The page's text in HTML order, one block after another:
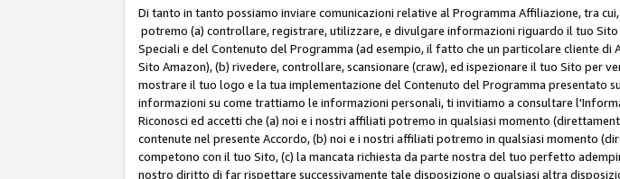
Di tanto in tanto possiamo inviare comunicazioni relative al Programma Affiliazione, tra
potremo (a) controllare, registrare, utilizzare, e divulgare informazioni riguardo il tuo
Speciali e del Contenuto del Programma (ad esempio, il fatto che un particolare cliente
Sito Amazon), (b) rivedere, controllare, scansionare (craw), ed ispezionare il tuo Sito per
mostrare il tuo logo e la tua implementazione del Contenuto del Programma presentato
informazioni su come trattiamo le informazioni personali, ti invitiamo a consultare
Riconosci ed accetti che (a) noi e i nostri affiliati potremo in qualsiasi momento
contenute nel presente Accordo, (b) noi e i nostri affiliati potremo in qualsiasi momento
competono con il tuo Sito, (c) la mancata richiesta da parte nostra del tuo perfetto
nostro diritto di far rispettare successivamente tale disposizione o qualsiasi altra